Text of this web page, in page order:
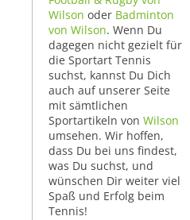
Wilson oder Badminton
von Wilson. Wenn Du
dagegen nicht gezielt für
die Sportart Tennis
suchst, kannst Du Dich
auch auf unserer Seite
mit sämtlichen
Sportartikeln von Wilson
umsehen. Wir hoffen,
dass Du bei uns findest,
was Du suchst, und
wünschen Dir weiter viel
Spaß und Erfolg beim
Tennis!